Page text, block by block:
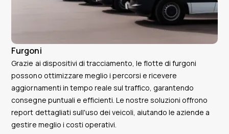
Furgoni
Grazie ai dispositivi di tracciamento, le flotte di furgoni
possono ottimizzare meglio i percorsi e ricevere
aggiornamenti in tempo reale sul traffico, garantendo
consegne puntuali e efficienti. Le nostre soluzioni offrono
report dettagliati sull'uso dei veicoli, aiutando le aziende a
gestire meglio i costi operativi.